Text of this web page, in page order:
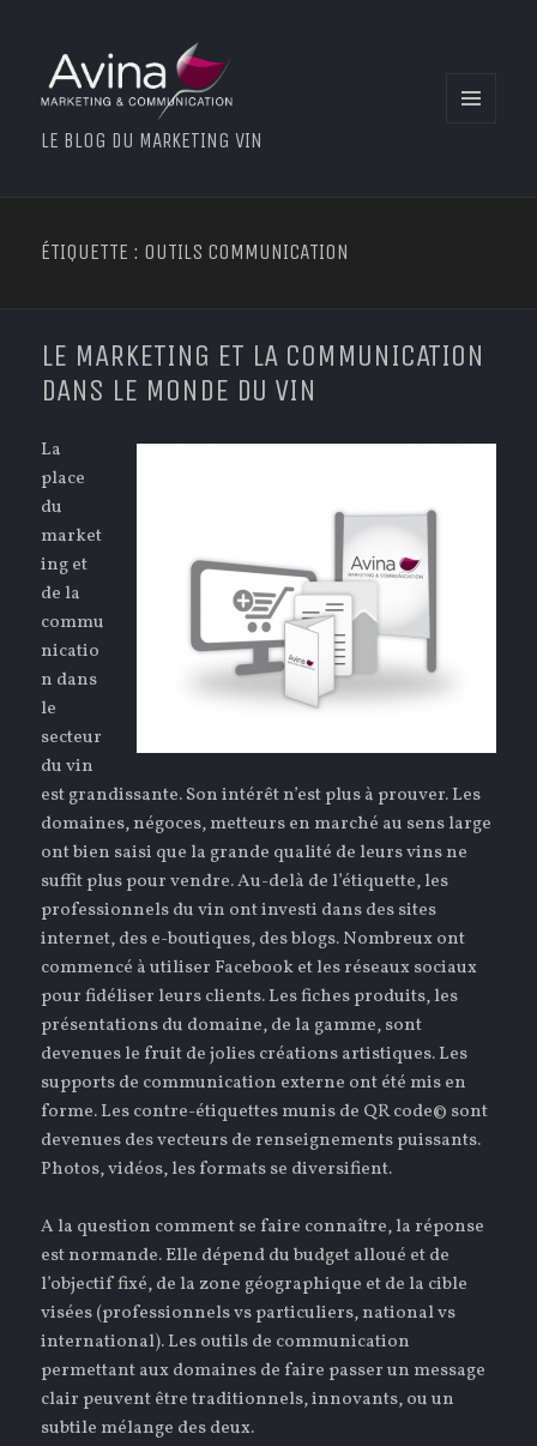
LE BLOG DU MARKETING VIN
ÉTIQUETTE : OUTILS COMMUNICATION
LE MARKETING ET LA COMMUNICATION
DANS LE MONDE DU VIN
La
place
du
market
ing et
de la
commu
nicatio
n dans
le
secteur
du vin
est grandissante. Son intérêt n’est plus à prouver. Les
domaines, négoces, metteurs en marché au sens large
ont bien saisi que la grande qualité de leurs vins ne
suffit plus pour vendre. Au-delà de l’étiquette, les
professionnels du vin ont investi dans des sites
internet, des e-boutiques, des blogs. Nombreux ont
commencé à utiliser Facebook et les réseaux sociaux
pour fidéliser leurs clients. Les fiches produits, les
présentations du domaine, de la gamme, sont
devenues le fruit de jolies créations artistiques. Les
supports de communication externe ont été mis en
forme. Les contre-étiquettes munis de QR code© sont
devenues des vecteurs de renseignements puissants.
Photos, vidéos, les formats se diversifient.
A la question comment se faire connaître, la réponse
est normande. Elle dépend du budget alloué et de
l’objectif fixé, de la zone géographique et de la cible
visées (professionnels vs particuliers, national vs
international). Les outils de communication
permettant aux domaines de faire passer un message
clair peuvent être traditionnels, innovants, ou un
subtile mélange des deux.